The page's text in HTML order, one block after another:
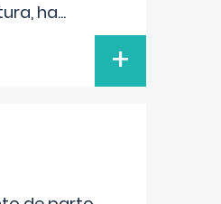
ha...
+